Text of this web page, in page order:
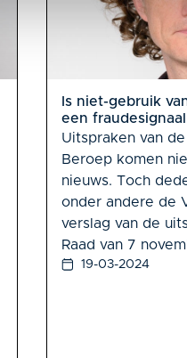
Is niet-gebruik
een
Uitspraken van
Beroep komen
nieuws. Toch
onder andere de
verslag van de
Raad van 7
19-03-2024